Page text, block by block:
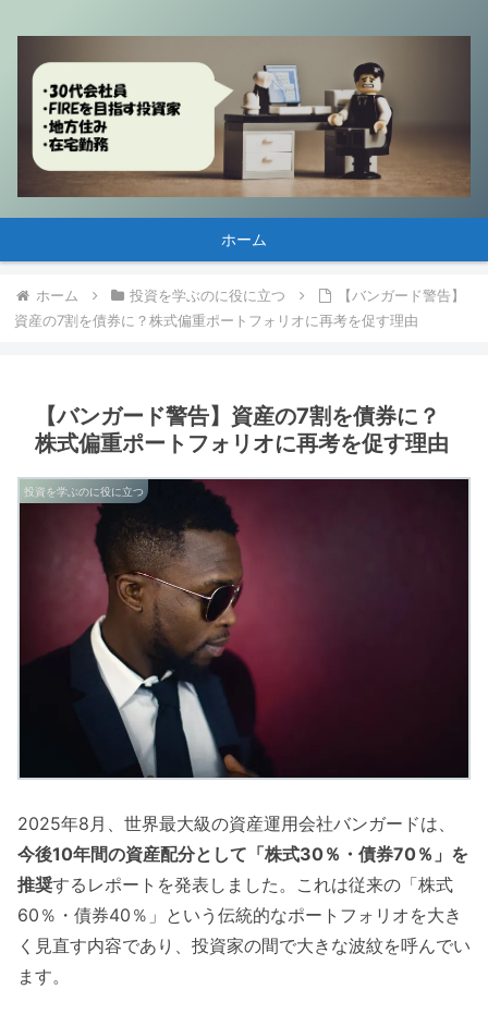
ホーム
ホーム 投資を学ぶのに役に立つ
【バンガード警告】
資産の7割を債券に？株式偏重ポートフォリオに再考を促す理由
【バンガード警告】資産の7割を債券に？
株式偏重ポートフォリオに再考を促す理由
投資を学ぶのに役に立つ
2025年8月、世界最大級の資産運用会社バンガードは、
今後10年間の資産配分として「株式30％・債券70％」を
推奨するレポートを発表しました。これは従来の「株式
60％・債券40％」という伝統的なポートフォリオを大き
く見直す内容であり、投資家の間で大きな波紋を呼んでい
ます。